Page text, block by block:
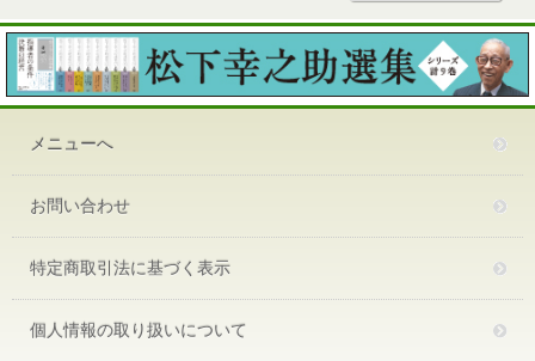
メニューへ
お問い合わせ
特定商取引法に基づく表示
個人情報の取り扱いについて